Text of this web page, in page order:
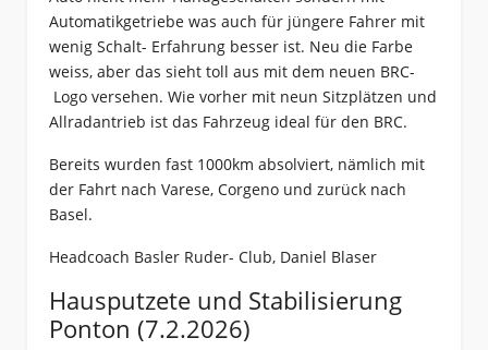
Automatikgetriebe was auch für jüngere Fahrer mit
wenig Schalt- Erfahrung besser ist. Neu die Farbe
weiss, aber das sieht toll aus mit dem neuen BRC-
Logo versehen. Wie vorher mit neun Sitzplätzen und
Allradantrieb ist das Fahrzeug ideal für den BRC.
Bereits wurden fast 1000km absolviert, nämlich mit
der Fahrt nach Varese, Corgeno und zurück nach
Basel.
Headcoach Basler Ruder- Club, Daniel Blaser
Hausputzete und Stabilisierung
Ponton (7.2.2026)